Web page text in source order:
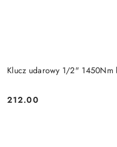
Klucz udarowy 1/2" 1450Nm
Cena:
212.00